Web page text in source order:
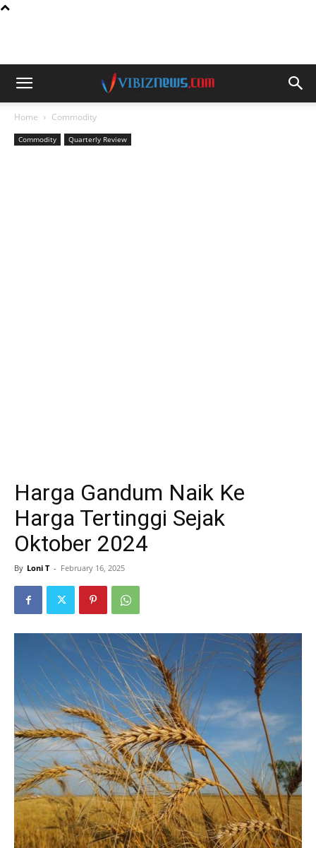
Home Commodity
Commodity Quarterly Review
Harga Gandum Naik Ke
Harga Tertinggi Sejak
Oktober 2024
By Loni T - February 16, 2025